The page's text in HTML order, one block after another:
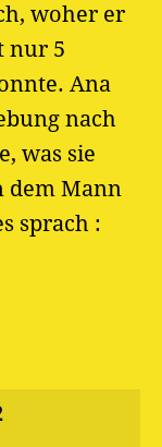
woher er
nur 5
Ana
nach
was sie
dem Mann
sprach :